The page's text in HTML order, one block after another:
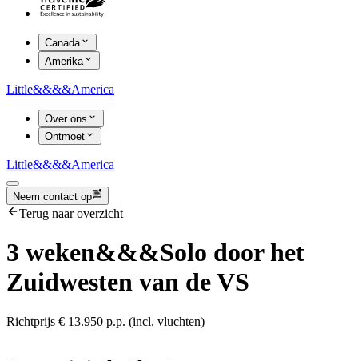
Canada
Amerika
Little&&&&America
Over ons
Ontmoet
Little&&&&America
Neem contact op
Terug naar overzicht
3 weken&&&Solo door het
Zuidwesten van de VS
Richtprijs € 13.950 p.p. (incl. vluchten)